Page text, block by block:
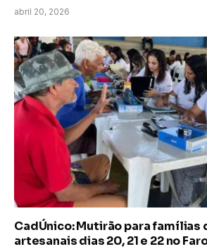
abril 20, 2026
CadÚnico: Mutirão para famílias
artesanais dias 20, 21 e 22 no